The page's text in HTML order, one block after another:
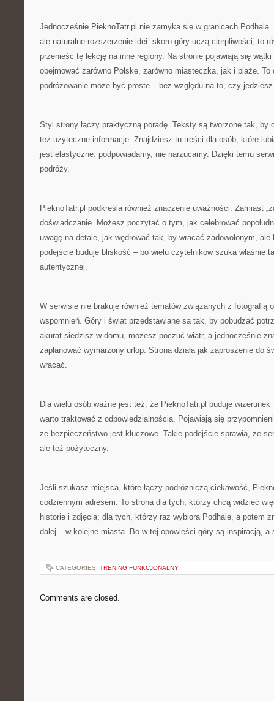
Jednocześnie PieknoTatr.pl nie zamyka się w granicach Podhala.
ale naturalne rozszerzenie idei: skoro góry uczą cierpliwości, to
przenieść tę lekcję na inne regiony. Na stronie pojawiają się
obejmować zarówno Polskę, zarówno miasteczka, jak i plaże.
podróżowanie może być proste – bez względu na to, czy
Styl strony łączy praktyczną poradę. Teksty są tworzone tak, by
też użyteczne informacje. Znajdziesz tu treści dla osób, które
jest elastyczne: podpowiadamy, nie narzucamy. Dzięki temu
podróży.
PieknoTatr.pl podkreśla również znaczenie uważności. Zamiast
doświadczanie. Możesz poczytać o tym, jak celebrować
uwagę na detale, jak wędrować tak, by wracać zadowolonym, ale
podejście buduje bliskość – bo wielu czytelników szuka właśnie
autentycznej.
W serwisie nie brakuje również tematów związanych z fotografią
wspomnień. Góry i świat przedstawiane są tak, by pobudzać
akurat siedzisz w domu, możesz poczuć wiatr, a jednocześnie
zaplanować wymarzony urlop. Strona działa jak zaproszenie do
wracać.
Dla wielu osób ważne jest też, że PieknoTatr.pl buduje
warto traktować z odpowiedzialnością. Pojawiają się
że bezpieczeństwo jest kluczowe. Takie podejście sprawia, że
ale też pożyteczny.
Jeśli szukasz miejsca, które łączy podróżniczą ciekawość,
codziennym adresem. To strona dla tych, którzy chcą widzieć
historie i zdjęcia; dla tych, którzy raz wybiorą Podhale, a potem
dalej – w kolejne miasta. Bo w tej opowieści góry są inspiracją, a
CATEGORIES: TRENING FUNKCJONALNY
Comments are closed.